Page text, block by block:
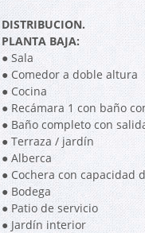
DISTRIBUCION.
PLANTA BAJA:
● Sala
● Comedor a doble altura
● Cocina
● Recámara 1 con baño
● Baño completo con
● Terraza / jardín
● Alberca
● Cochera con capacidad
● Bodega
● Patio de servicio
● Jardín interior